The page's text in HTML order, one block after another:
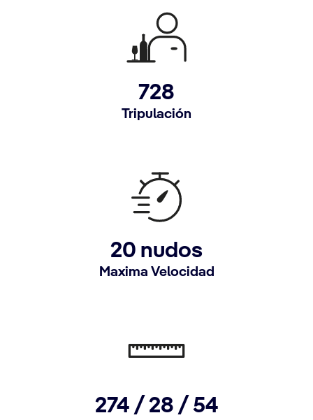
728
Tripulación
20 nudos
Maxima Velocidad
274 / 28 / 54